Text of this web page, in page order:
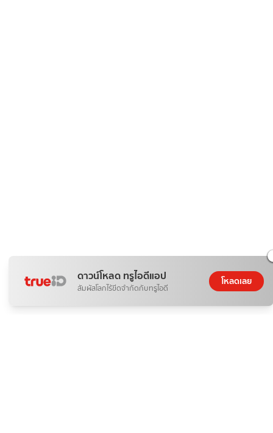
ดาวน์โหลด ทรูไอดีแอป
สัมผัสโลกไร้ขีดจำกัดกับทรูไอดี
โหลดเลย